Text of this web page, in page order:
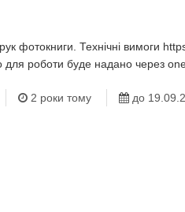
фотокниги. Технічні вимоги
для роботи буде надано через
2 роки тому до